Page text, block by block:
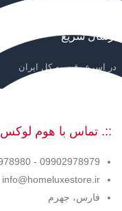
ارسال سریع
در اسرع وقت به کل ایران
::. تماس با هوم لوکس
09902978979 - 09902978980
info@homeluxestore.ir
فارس، جهرم